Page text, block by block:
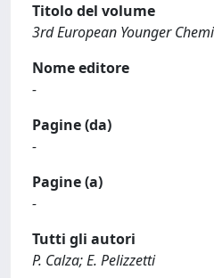
Titolo del volume
3rd European Younger
Nome editore
-
Pagine (da)
-
Pagine (a)
-
Tutti gli autori
P. Calza; E. Pelizzetti